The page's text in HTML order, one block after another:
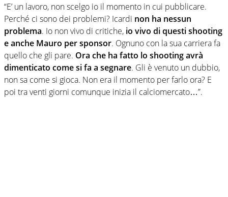
“E’ un lavoro, non scelgo io il momento in cui pubblicare.
Perché ci sono dei problemi? Icardi non ha nessun
problema. Io non vivo di critiche, io vivo di questi shooting
e anche Mauro per sponsor. Ognuno con la sua carriera fa
quello che gli pare. Ora che ha fatto lo shooting avrà
dimenticato come si fa a segnare. Gli è venuto un dubbio,
non sa come si gioca. Non era il momento per farlo ora? E
poi tra venti giorni comunque inizia il calciomercato…”.